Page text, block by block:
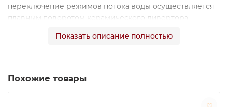
переключение режимов потока воды осуществляется
плавным поворотом керамического дивертора.
рекомендуем позаботиться о том, чтобы к ней был
Внимательно изучите инструкцию по монтажу и
Показать описание полностью
Похожие товары